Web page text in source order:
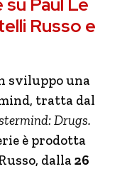
Russo e
sviluppo una
tratta dal
Drugs.
è prodotta
dalla26